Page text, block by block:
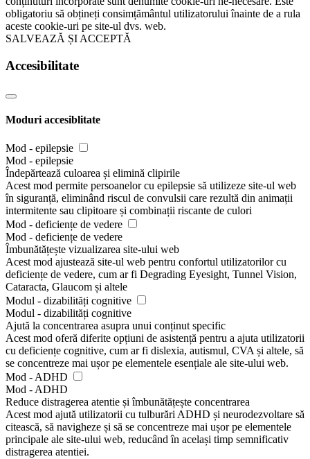
obligatoriu să obțineți consimțământul utilizatorului înainte de a rula
aceste cookie-uri pe site-ul dvs. web.
SALVEAZĂ ȘI ACCEPTĂ
Accesibilitate
Moduri accesiblitate
Mod - epilepsie
Mod - epilepsie
Îndepărtează culoarea și elimină clipirile
Acest mod permite persoanelor cu epilepsie să utilizeze site-ul web
în siguranță, eliminând riscul de convulsii care rezultă din animații
intermitente sau clipitoare și combinații riscante de culori
Mod - deficiențe de vedere
Mod - deficiențe de vedere
Îmbunătățește vizualizarea site-ului web
Acest mod ajustează site-ul web pentru confortul utilizatorilor cu
deficiențe de vedere, cum ar fi Degrading Eyesight, Tunnel Vision,
Cataracta, Glaucom și altele
Modul - dizabilități cognitive
Modul - dizabilități cognitive
Ajută la concentrarea asupra unui conținut specific
Acest mod oferă diferite opțiuni de asistență pentru a ajuta utilizatorii
cu deficiențe cognitive, cum ar fi dislexia, autismul, CVA și altele, să
se concentreze mai ușor pe elementele esențiale ale site-ului web.
Mod - ADHD
Mod - ADHD
Reduce distragerea atentie și îmbunătățește concentrarea
Acest mod ajută utilizatorii cu tulburări ADHD și neurodezvoltare să
citească, să navigheze și să se concentreze mai ușor pe elementele
principale ale site-ului web, reducând în același timp semnificativ
distragerea atentiei.